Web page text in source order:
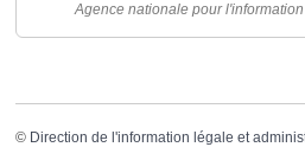
Agence nationale pour
© Direction de l'information légale et